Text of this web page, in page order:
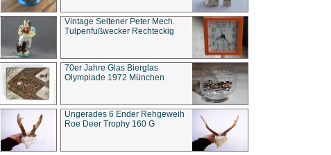
Vintage Seltener Peter Mech.
Tulpenfußwecker Rechteckig
70er Jahre Glas Bierglas
Olympiade 1972 München
Ungerades 6 Ender Rehgeweih
Roe Deer Trophy 160 G